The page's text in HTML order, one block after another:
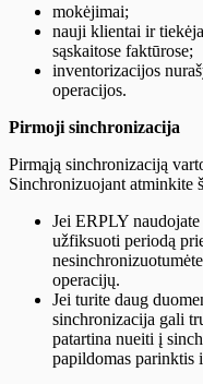
mokėjimai;
nauji klientai ir
sąskaitose faktūrose;
inventorizacijos
operacijos.
Pirmoji sinchronizacija
Pirmąją sinchronizaciją
Sinchronizuojant atminkite
Jei ERPLY
užfiksuoti periodą
operacijų.
Jei turite daug
sinchronizacija gali
patartina nueiti į
papildomas parinktis